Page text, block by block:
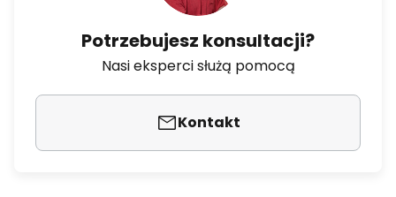
Potrzebujesz konsultacji?
Nasi eksperci służą pomocą
Kontakt